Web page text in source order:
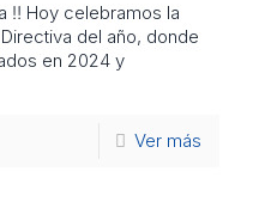
‼️ Hoy celebramos la
del año, donde
en 2024 y
Ver más